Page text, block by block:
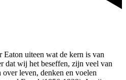
Eaton uiteen wat de kern is van
dat wij het beseffen, zijn veel van
over leven, denken en voelen